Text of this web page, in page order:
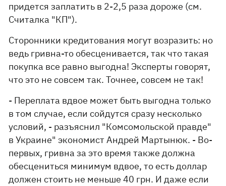
придется заплатить в 2-2,5 раза дороже (см.
Считалка "КП").
Сторонники кредитования могут возра­зить: но
ведь гривна-то обесценивается, так что такая
покупка все равно выгодна! Эксперты говорят,
что это не совсем так. Точнее, совсем не так!
- Переплата вдвое может быть выгодна только
в том случае, если сойдутся сразу несколько
условий, - разъяснил "Комсомольской правде"
в Украине" экономист Андрей Мартынюк. - Во-
первых, гривна за это время также должна
обесцениться минимум вдвое, то есть доллар
должен стоить не меньше 40 грн. И даже если